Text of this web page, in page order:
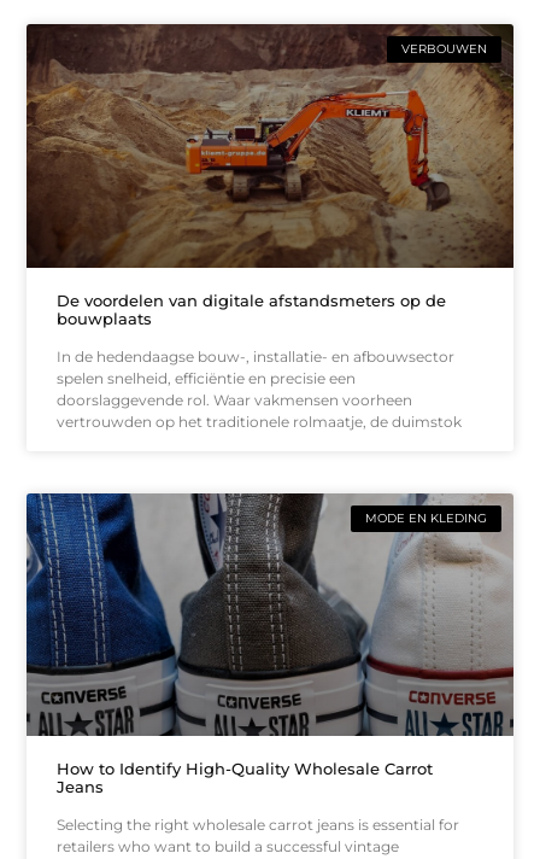
VERBOUWEN
De voordelen van digitale afstandsmeters op de
bouwplaats
In de hedendaagse bouw-, installatie- en afbouwsector
spelen snelheid, efficiëntie en precisie een
doorslaggevende rol. Waar vakmensen voorheen
vertrouwden op het traditionele rolmaatje, de duimstok
MODE EN KLEDING
How to Identify High-Quality Wholesale Carrot
Jeans
Selecting the right wholesale carrot jeans is essential for
retailers who want to build a successful vintage